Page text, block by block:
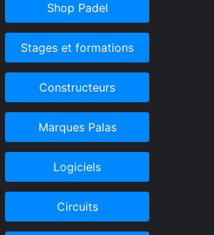
Shop Padel
Stages et formations
Constructeurs
Marques Palas
Logiciels
Circuits